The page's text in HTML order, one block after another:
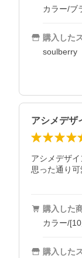
カラー/ブ
購入した
soulberry
アシメデザ
アシメデザ
思った通り
購入した
カラー/
購入した